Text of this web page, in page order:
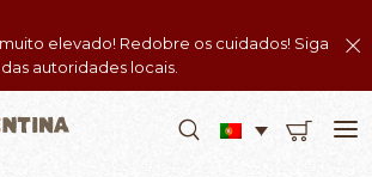
elevado! Redobre os cuidados! Siga
autoridades locais.